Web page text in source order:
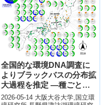
全国的な環境DNA調査に
よりブラックバスの分布拡
大過程を推定 —種ごとに
異なる拡大様式と人為影響
2026-05-14 大阪大谷大学,国立環